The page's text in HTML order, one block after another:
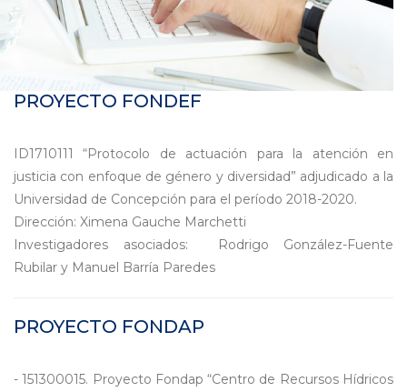
PROYECTO FONDEF
ID1710111 “Protocolo de actuación para la atención en
justicia con enfoque de género y diversidad” adjudicado a la
Universidad de Concepción para el período 2018-2020.
Dirección: Ximena Gauche Marchetti
Investigadores asociados: Rodrigo González-Fuente
Rubilar y Manuel Barría Paredes
PROYECTO FONDAP
- 151300015. Proyecto Fondap “Centro de Recursos Hídricos